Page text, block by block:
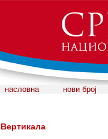
насловна нови број
Вертикала